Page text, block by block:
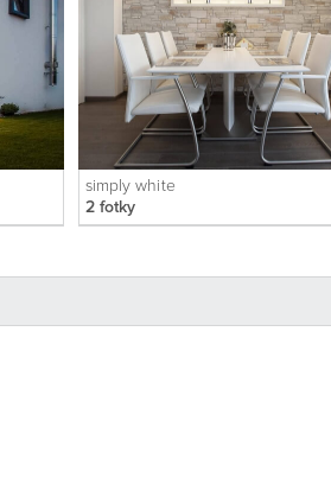
simply white
2 fotky